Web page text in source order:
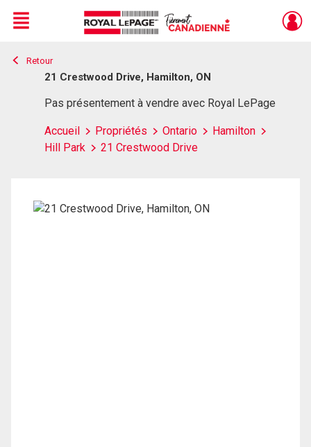
Live
En Direct
Menu
Retour
21 Crestwood Drive, Hamilton, ON
Pas présentement à vendre avec Royal LePage
Accueil Propriétés Ontario
Hamilton
Hill Park
21 Crestwood Drive